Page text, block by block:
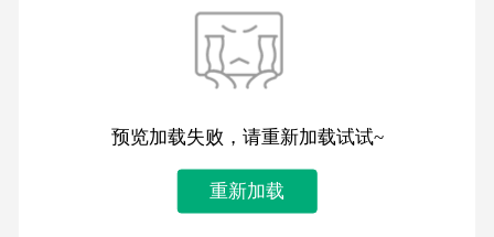
预览加载失败，请重新加载试试~
重新加载